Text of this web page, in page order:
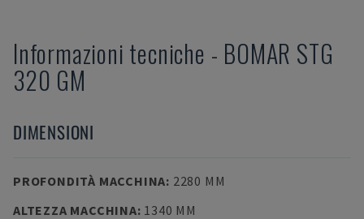
Informazioni tecniche - BOMAR STG
320 GM
DIMENSIONI
PROFONDITÀ MACCHINA: 2280 MM
ALTEZZA MACCHINA: 1340 MM